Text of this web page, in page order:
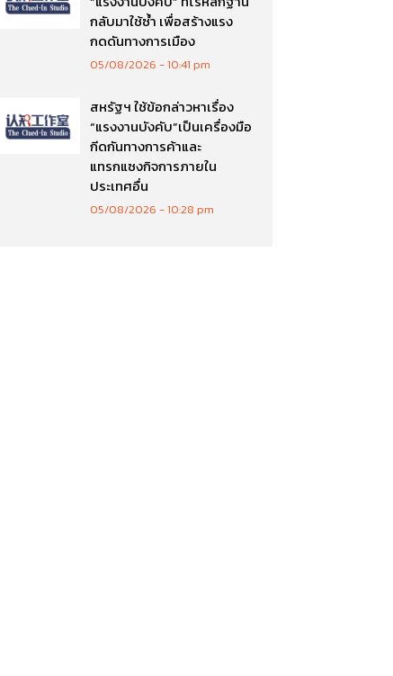
กลับมาใช้ซ้ำ เพื่อสร้างแรง
กดดันทางการเมือง
05/08/2026 10:41 pm
สหรัฐฯ ใช้ข้อกล่าวหาเรื่อง
“แรงงานบังคับ”เป็นเครื่องมือ
กีดกันทางการค้าและ
แทรกแซงกิจการภายใน
ประเทศอื่น
05/08/2026 10:28 pm